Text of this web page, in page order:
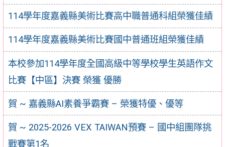
114學年度嘉義縣美術比賽高中職普通科組榮獲佳績
114學年度嘉義縣美術比賽國中普通班組榮獲佳績
本校參加114學年度全國高級中等學校學生英語作文
比賽【中區】決賽 榮獲 優勝
賀 ~ 嘉義縣AI素養爭霸賽 – 榮獲特優、優等
賀 ~ 2025-2026 VEX TAIWAN預賽 – 國中組團隊挑
戰賽第1名